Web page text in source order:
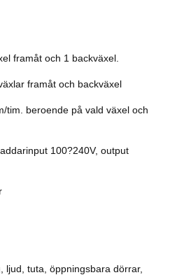
framåt och 1 backväxel.
framåt och backväxel
tim. beroende på vald växel och
100?240V, output
ljud, tuta, öppningsbara dörrar,